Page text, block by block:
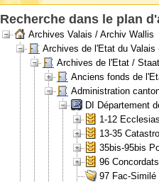
Recherche dans le plan
Archives Valais / Archiv Wallis
Archives de l'Etat du
Archives de l'Etat /
Anciens fonds de
Administration
DI Département
1-12
13-35
35bis-95bis
96
97 Fac-Similé